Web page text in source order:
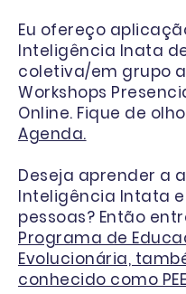
Eu ofereço
Inteligência Inata
coletiva/em grupo
Workshops
Online. Fique de
Agenda.
Deseja aprender a
Inteligência Intata
pessoas? Então
Programa de
Evolucionária,
conhecido como